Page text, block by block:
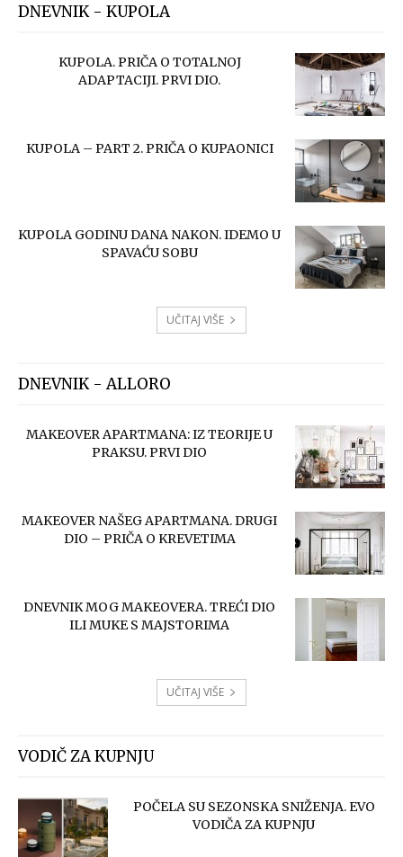
DNEVNIK - KUPOLA
KUPOLA. PRIČA O TOTALNOJ
ADAPTACIJI. PRVI DIO.
KUPOLA – PART 2. PRIČA O KUPAONICI
KUPOLA GODINU DANA NAKON. IDEMO U
SPAVAĆU SOBU
UČITAJ VIŠE
DNEVNIK - ALLORO
MAKEOVER APARTMANA: IZ TEORIJE U
PRAKSU. PRVI DIO
MAKEOVER NAŠEG APARTMANA. DRUGI
DIO – PRIČA O KREVETIMA
DNEVNIK MOG MAKEOVERA. TREĆI DIO
ILI MUKE S MAJSTORIMA
UČITAJ VIŠE
VODIČ ZA KUPNJU
POČELA SU SEZONSKA SNIŽENJA. EVO
VODIČA ZA KUPNJU